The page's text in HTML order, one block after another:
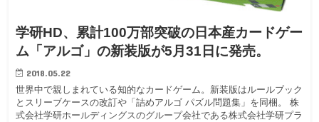
学研HD、累計100万部突破の日本産カードゲー
ム「アルゴ」の新装版が5月31日に発売。
2018.05.22
世界中で親しまれている知的なカードゲーム。新装版はルールブック
とスリーブケースの改訂や「詰めアルゴ パズル問題集」を同梱。 株
式会社学研ホールディングスのグループ会社である株式会社学研プラ